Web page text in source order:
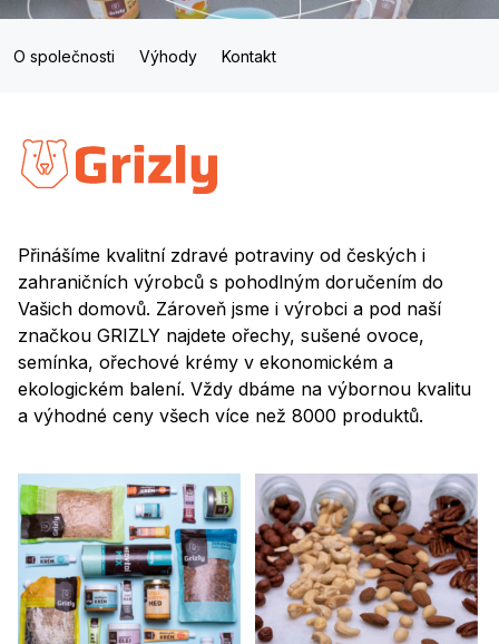
O společnosti Výhody Kontakt
Přinášíme kvalitní zdravé potraviny od českých i
zahraničních výrobců s pohodlným doručením do
Vašich domovů. Zároveň jsme i výrobci a pod naší
značkou GRIZLY najdete ořechy, sušené ovoce,
semínka, ořechové krémy v ekonomickém a
ekologickém balení. Vždy dbáme na výbornou kvalitu
a výhodné ceny všech více než 8000 produktů.